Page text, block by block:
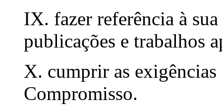
IX. fazer referência à
publicações e trabalhos
X. cumprir as exigências
Compromisso.